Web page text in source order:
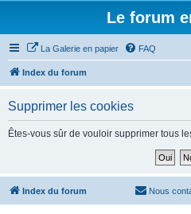
Le forum
La Galerie en papier FAQ
Index du forum
Supprimer les cookies
Êtes-vous sûr de vouloir supprimer tous
Index du forum Nous